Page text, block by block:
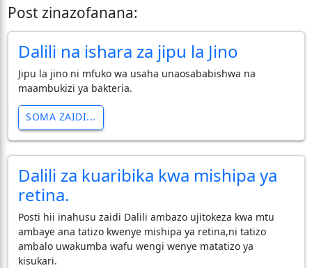
Post zinazofanana:
Dalili na ishara za jipu la Jino
Jipu la jino ni mfuko wa usaha unaosababishwa na
maambukizi ya bakteria.
SOMA ZAIDI...
Dalili za kuaribika kwa mishipa ya
retina.
Posti hii inahusu zaidi Dalili ambazo ujitokeza kwa mtu
ambaye ana tatizo kwenye mishipa ya retina,ni tatizo
ambalo uwakumba wafu wengi wenye matatizo ya
kisukari.